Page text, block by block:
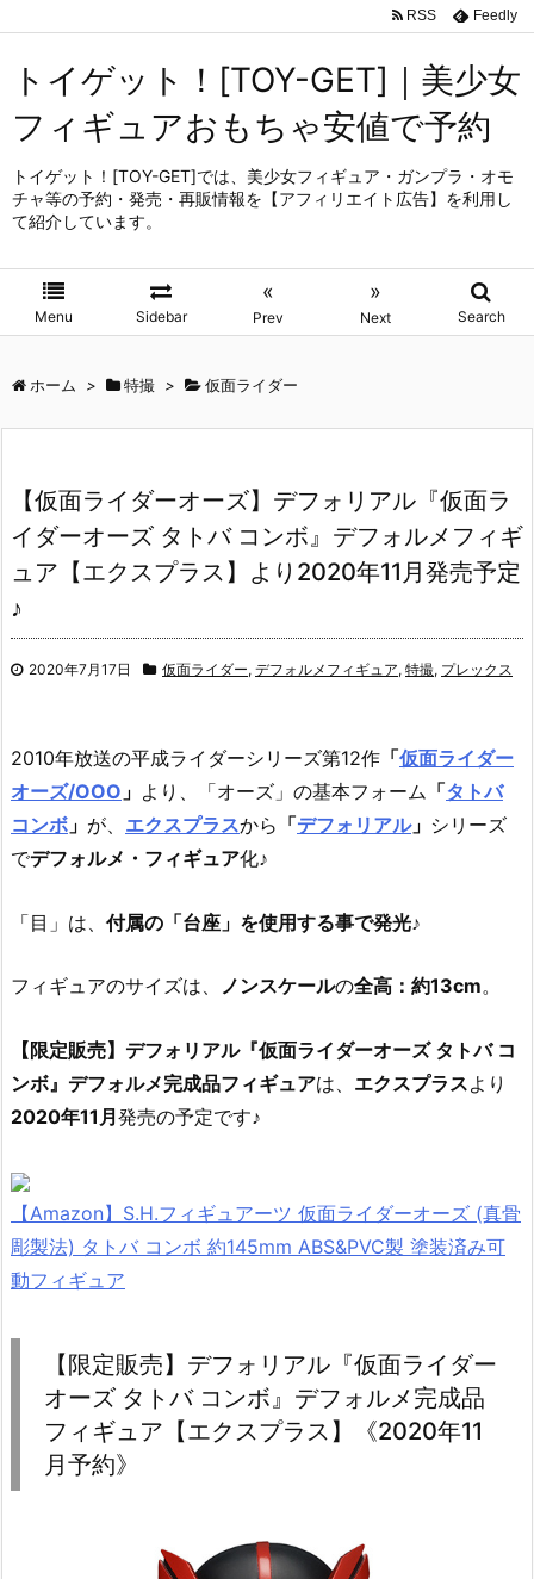
トイゲット！[TOY-GET]｜美少女
フィギュアおもちゃ安値で予約
トイゲット！[TOY-GET]では、美少女フィギュア・ガンプラ・オモ
チャ等の予約・発売・再販情報を【アフィリエイト広告】を利用し
て紹介しています。
Menu Sidebar
«
Prev
»
Next Search
RSS Feedly
ホーム > 特撮 > 仮面ライダー
【仮面ライダーオーズ】デフォリアル『仮面ラ
イダーオーズ タトバ コンボ』デフォルメフィギ
ュア【エクスプラス】より2020年11月発売予定
♪
2020年7月17日 仮面ライダー, デフォルメフィギュア, 特撮, プレックス
2010年放送の平成ライダーシリーズ第12作 「仮面ライダー
オーズ/OOO 」 より、 「オーズ」の基本フォーム 「タトバ
コンボ 」 が、 エクスプラスから 「デフォリアル」 シリーズ
でデフォルメ・フィギュア化♪
「目」は、 付属の「台座」を使用する事で発光♪
フィギュアのサイズは、 ノンスケールの全高：約13cm。
【限定販売】デフォリアル『仮面ライダーオーズ タトバ コ
ンボ』デフォルメ完成品フィギュアは、 エクスプラスより
2020年11月発売の予定です♪
【Amazon】S.H.フィギュアーツ 仮面ライダーオーズ (真骨
彫製法) タトバ コンボ 約145mm ABS&PVC製 塗装済み可
動フィギュア
【限定販売】デフォリアル『仮面ライダー
オーズ タトバ コンボ』デフォルメ完成品
フィギュア【エクスプラス】《2020年11
月予約》